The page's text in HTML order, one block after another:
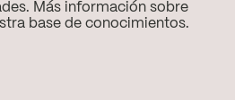
Más información sobre
base de conocimientos.